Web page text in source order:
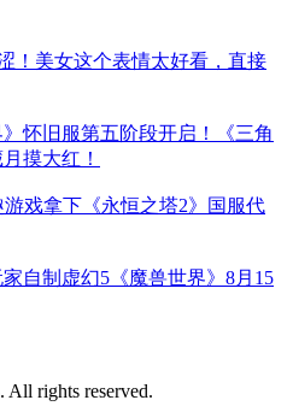
！美女这个表情太好看，直接
怀旧服第五阶段开启！《三角
摸大红！
游戏拿下《永恒之塔2》国服代
自制虚幻5《魔兽世界》8月15
rights reserved.